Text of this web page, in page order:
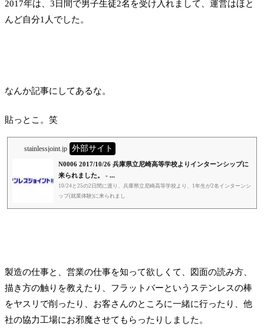
2017年は、3日間で男子生徒2名を受け入れまして、運営はほと
んど自分1人でした。
なんか記事にしてあるな。
貼っとこ。笑
stainlessjoint.jp 外部サイト
N0006 2017/10/26 兵庫県立尼崎高等学校よりインターンシップに
来られました。 - ...
10/24と25の2日間に渡り、兵庫県立尼崎高等学校より、1年生が2名インターンシ
ップ(就業体験)に来られまし
製造の仕事と、営業の仕事を知って欲しくて、図面の読み方、
描き方の触りを教えたり、フラットバーというステンレスの棒
をヤスリで削ったり、お客さんのところに一緒に行ったり、他
社の協力工場にお邪魔させてもらったりしました。